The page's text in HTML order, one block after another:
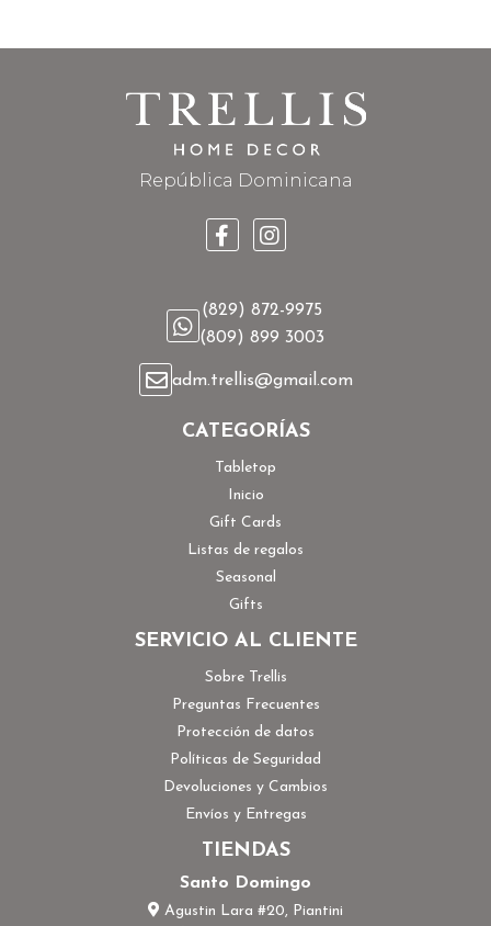
República Dominicana
(829) 872-9975
(809) 899 3003
adm.trellis@gmail.com
CATEGORÍAS
Tabletop
Inicio
Gift Cards
Listas de regalos
Seasonal
Gifts
SERVICIO AL CLIENTE
Sobre Trellis
Preguntas Frecuentes
Protección de datos
Políticas de Seguridad
Devoluciones y Cambios
Envíos y Entregas
TIENDAS
Santo Domingo
Agustin Lara #20, Piantini